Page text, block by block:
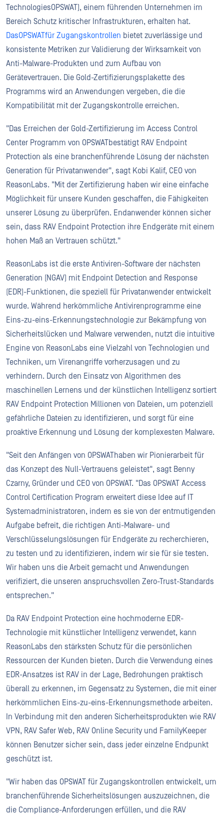
TechnologiesOPSWAT), einem führenden Unternehmen im
Bereich Schutz kritischer Infrastrukturen, erhalten hat.
DasOPSWATfür Zugangskontrollen bietet zuverlässige und
konsistente Metriken zur Validierung der Wirksamkeit von
Anti-Malware-Produkten und zum Aufbau von
Gerätevertrauen. Die Gold-Zertifizierungsplakette des
Programms wird an Anwendungen vergeben, die die
Kompatibilität mit der Zugangskontrolle erreichen.
"Das Erreichen der Gold-Zertifizierung im Access Control
Center Programm von OPSWATbestätigt RAV Endpoint
Protection als eine branchenführende Lösung der nächsten
Generation für Privatanwender", sagt Kobi Kalif, CEO von
ReasonLabs. "Mit der Zertifizierung haben wir eine einfache
Möglichkeit für unsere Kunden geschaffen, die Fähigkeiten
unserer Lösung zu überprüfen. Endanwender können sicher
sein, dass RAV Endpoint Protection ihre Endgeräte mit einem
hohen Maß an Vertrauen schützt."
ReasonLabs ist die erste Antiviren-Software der nächsten
Generation (NGAV) mit Endpoint Detection and Response
(EDR)-Funktionen, die speziell für Privatanwender entwickelt
wurde. Während herkömmliche Antivirenprogramme eine
Eins-zu-eins-Erkennungstechnologie zur Bekämpfung von
Sicherheitslücken und Malware verwenden, nutzt die intuitive
Engine von ReasonLabs eine Vielzahl von Technologien und
Techniken, um Virenangriffe vorherzusagen und zu
verhindern. Durch den Einsatz von Algorithmen des
maschinellen Lernens und der künstlichen Intelligenz sortiert
RAV Endpoint Protection Millionen von Dateien, um potenziell
gefährliche Dateien zu identifizieren, und sorgt für eine
proaktive Erkennung und Lösung der komplexesten Malware.
"Seit den Anfängen von OPSWAThaben wir Pionierarbeit für
das Konzept des Null-Vertrauens geleistet", sagt Benny
Czarny, Gründer und CEO von OPSWAT. "Das OPSWAT Access
Control Certification Program erweitert diese Idee auf IT
Systemadministratoren, indem es sie von der entmutigenden
Aufgabe befreit, die richtigen Anti-Malware- und
Verschlüsselungslösungen für Endgeräte zu recherchieren,
zu testen und zu identifizieren, indem wir sie für sie testen.
Wir haben uns die Arbeit gemacht und Anwendungen
verifiziert, die unseren anspruchsvollen Zero-Trust-Standards
entsprechen."
Da RAV Endpoint Protection eine hochmoderne EDR-
Technologie mit künstlicher Intelligenz verwendet, kann
ReasonLabs den stärksten Schutz für die persönlichen
Ressourcen der Kunden bieten. Durch die Verwendung eines
EDR-Ansatzes ist RAV in der Lage, Bedrohungen praktisch
überall zu erkennen, im Gegensatz zu Systemen, die mit einer
herkömmlichen Eins-zu-eins-Erkennungsmethode arbeiten.
In Verbindung mit den anderen Sicherheitsprodukten wie RAV
VPN, RAV Safer Web, RAV Online Security und FamilyKeeper
können Benutzer sicher sein, dass jeder einzelne Endpunkt
geschützt ist.
"Wir haben das OPSWAT für Zugangskontrollen entwickelt, um
branchenführende Sicherheitslösungen auszuzeichnen, die
die Compliance-Anforderungen erfüllen, und die RAV